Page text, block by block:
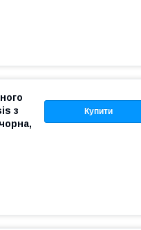
Купити
з